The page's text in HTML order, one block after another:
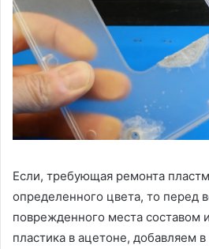
Если, требующая ремонта
определенного цвета, то перед
поврежденного места составом
пластика в ацетоне, добавляем в